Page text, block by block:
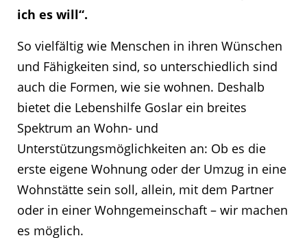
ich es will“.
So vielfältig wie Menschen in ihren Wünschen
und Fähigkeiten sind, so unterschiedlich sind
auch die Formen, wie sie wohnen. Deshalb
bietet die Lebenshilfe Goslar ein breites
Spektrum an Wohn- und
Unterstützungsmöglichkeiten an: Ob es die
erste eigene Wohnung oder der Umzug in eine
Wohnstätte sein soll, allein, mit dem Partner
oder in einer Wohngemeinschaft – wir machen
es möglich.